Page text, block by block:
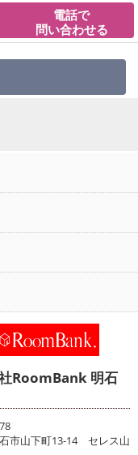
電話で
問い合わせる
RoomBank 明石
市山下町13-14 セレス山